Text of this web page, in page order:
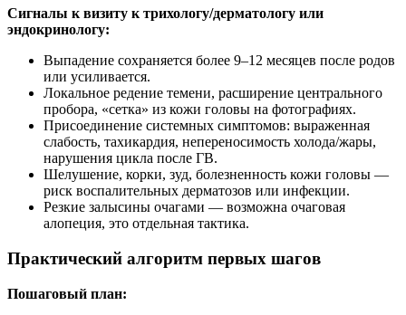
Сигналы к визиту к трихологу/дерматологу или
эндокринологу:
Выпадение сохраняется более 9–12 месяцев после родов
или усиливается.
Локальное редение темени, расширение центрального
пробора, «сетка» из кожи головы на фотографиях.
Присоединение системных симптомов: выраженная
слабость, тахикардия, непереносимость холода/жары,
нарушения цикла после ГВ.
Шелушение, корки, зуд, болезненность кожи головы —
риск воспалительных дерматозов или инфекции.
Резкие залысины очагами — возможна очаговая
алопеция, это отдельная тактика.
Практический алгоритм первых шагов
Пошаговый план: